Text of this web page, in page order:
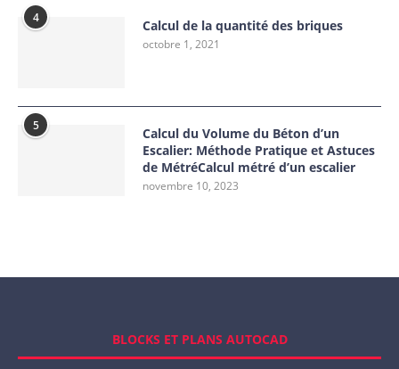
4 Calcul de la quantité des briques
octobre 1, 2021
5
Calcul du Volume du Béton d’un
Escalier: Méthode Pratique et Astuces
de MétréCalcul métré d’un escalier
novembre 10, 2023
BLOCKS ET PLANS AUTOCAD